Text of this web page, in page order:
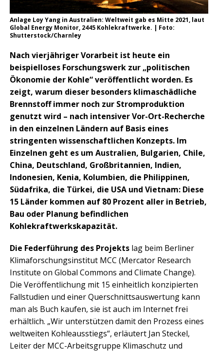
Anlage Loy Yang in Australien: Weltweit gab es Mitte 2021, laut
Global Energy Monitor, 2445 Kohlekraftwerke. | Foto:
Shutterstock/Charnley
Nach vierjähriger Vorarbeit ist heute ein
beispielloses Forschungswerk zur „politischen
Ökonomie der Kohle“ veröffentlicht worden. Es
zeigt, warum dieser besonders klimaschädliche
Brennstoff immer noch zur Stromproduktion
genutzt wird – nach intensiver Vor-Ort-Recherche
in den einzelnen Ländern auf Basis eines
stringenten wissenschaftlichen Konzepts. Im
Einzelnen geht es um Australien, Bulgarien, Chile,
China, Deutschland, Großbritannien, Indien,
Indonesien, Kenia, Kolumbien, die Philippinen,
Südafrika, die Türkei, die USA und Vietnam: Diese
15 Länder kommen auf 80 Prozent aller in Betrieb,
Bau oder Planung befindlichen
Kohlekraftwerkskapazität.
Die Federführung des Projekts lag beim Berliner
Klimaforschungsinstitut MCC (Mercator Research
Institute on Global Commons and Climate Change).
Die Veröffentlichung mit 15 einheitlich konzipierten
Fallstudien und einer Querschnittsauswertung kann
man als Buch kaufen, sie ist auch im Internet frei
erhältlich. „Wir unterstützen damit den Prozess eines
weltweiten Kohleausstiegs“, erläutert Jan Steckel,
Leiter der MCC-Arbeitsgruppe Klimaschutz und